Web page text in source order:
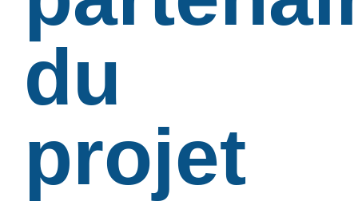
du
projet